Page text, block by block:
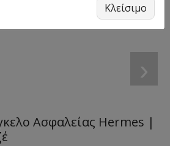
›
Ασφαλείας Hermes |
Κλείσιμο